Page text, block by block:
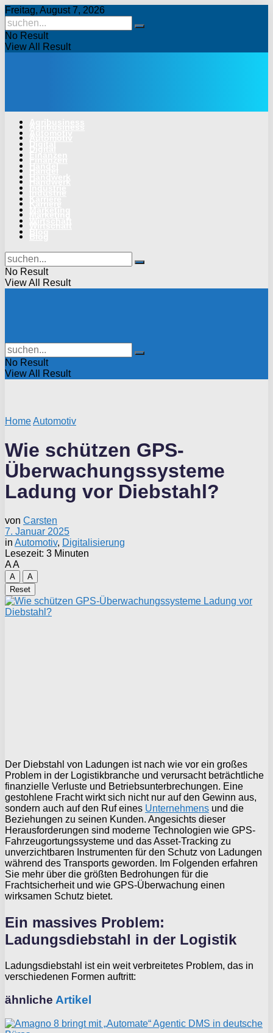
Freitag, August 7, 2026
No Result
View All Result
No Result
View All Result
No Result
View All Result
HomeAutomotiv
Wie schützen GPS-
Überwachungssysteme
Ladung vor Diebstahl?
von Carsten
7. Januar 2025
in Automotiv, Digitalisierung
Lesezeit: 3 Minuten
AA
A
A
Reset
Der Diebstahl von Ladungen ist nach wie vor ein großes
Problem in der Logistikbranche und verursacht beträchtliche
finanzielle Verluste und Betriebsunterbrechungen. Eine
gestohlene Fracht wirkt sich nicht nur auf den Gewinn aus,
sondern auch auf den Ruf eines Unternehmens und die
Beziehungen zu seinen Kunden. Angesichts dieser
Herausforderungen sind moderne Technologien wie GPS-
Fahrzeugortungssysteme und das Asset-Tracking zu
unverzichtbaren Instrumenten für den Schutz von Ladungen
während des Transports geworden. Im Folgenden erfahren
Sie mehr über die größten Bedrohungen für die
Frachtsicherheit und wie GPS-Überwachung einen
wirksamen Schutz bietet.
Ein massives Problem:
Ladungsdiebstahl in der Logistik
Ladungsdiebstahl ist ein weit verbreitetes Problem, das in
verschiedenen Formen auftritt:
ähnliche Artikel